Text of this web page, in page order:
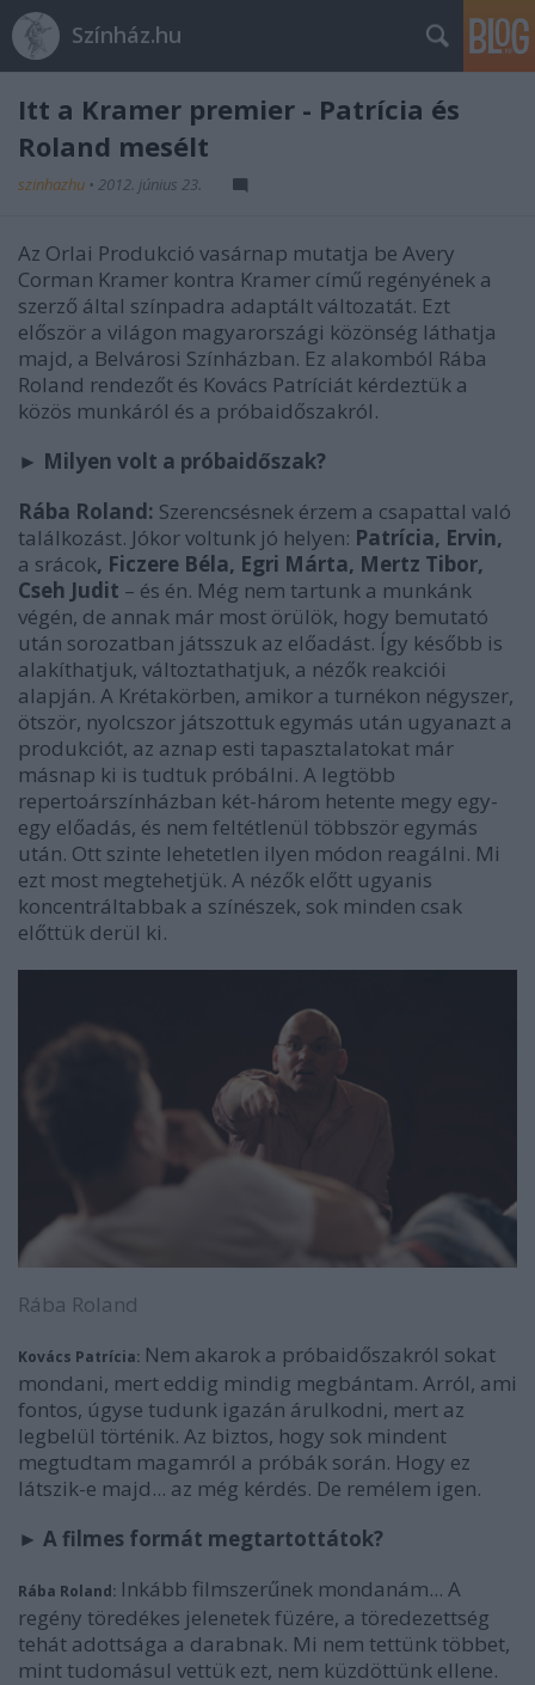
Színház.hu
Itt a Kramer premier - Patrícia és
Roland mesélt
szinhazhu • 2012. június 23.
Az Orlai Produkció vasárnap mutatja be Avery
Corman Kramer kontra Kramer című regényének a
szerző által színpadra adaptált változatát. Ezt
először a világon magyarországi közönség láthatja
majd, a Belvárosi Színházban. Ez alakomból Rába
Roland rendezőt és Kovács Patríciát kérdeztük a
közös munkáról és a próbaidőszakról.
► Milyen volt a próbaidőszak?
Rába Roland: Szerencsésnek érzem a csapattal való
találkozást. Jókor voltunk jó helyen: Patrícia, Ervin,
a srácok, Ficzere Béla, Egri Márta, Mertz Tibor,
Cseh Judit – és én. Még nem tartunk a munkánk
végén, de annak már most örülök, hogy bemutató
után sorozatban játsszuk az előadást. Így később is
alakíthatjuk, változtathatjuk, a nézők reakciói
alapján. A Krétakörben, amikor a turnékon négyszer,
ötször, nyolcszor játszottuk egymás után ugyanazt a
produkciót, az aznap esti tapasztalatokat már
másnap ki is tudtuk próbálni. A legtöbb
repertoárszínházban két-három hetente megy egy-
egy előadás, és nem feltétlenül többször egymás
után. Ott szinte lehetetlen ilyen módon reagálni. Mi
ezt most megtehetjük. A nézők előtt ugyanis
koncentráltabbak a színészek, sok minden csak
előttük derül ki.
Rába Roland
Kovács Patrícia: Nem akarok a próbaidőszakról sokat
mondani, mert eddig mindig megbántam. Arról, ami
fontos, úgyse tudunk igazán árulkodni, mert az
legbelül történik. Az biztos, hogy sok mindent
megtudtam magamról a próbák során. Hogy ez
látszik-e majd... az még kérdés. De remélem igen.
► A filmes formát megtartottátok?
Rába Roland: Inkább filmszerűnek mondanám... A
regény töredékes jelenetek füzére, a töredezettség
tehát adottsága a darabnak. Mi nem tettünk többet,
mint tudomásul vettük ezt, nem küzdöttünk ellene.